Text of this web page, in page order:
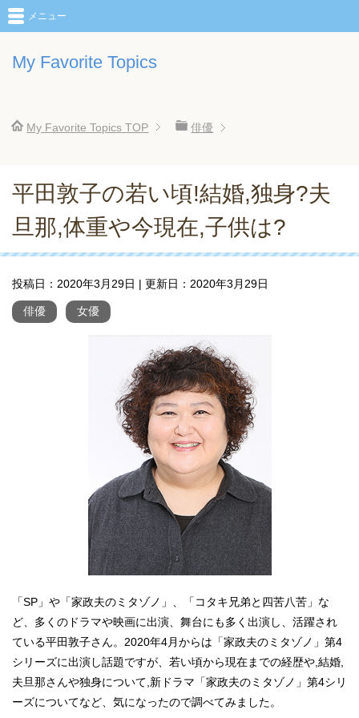
My Favorite Topics
メニュー
My Favorite Topics TOP 俳優
平田敦子の若い頃!結婚,独身?夫
旦那,体重や今現在,子供は?
投稿日： 2020年3月29日 | 更新日： 2020年3月29日
俳優 女優
「SP」や「家政夫のミタゾノ」、「コタキ兄弟と四苦八苦」な
ど、多くのドラマや映画に出演、舞台にも多く出演し、活躍され
ている平田敦子さん。2020年4月からは「家政夫のミタゾノ」第4
シリーズに出演し話題ですが、若い頃から現在までの経歴や,結婚,
夫旦那さんや独身について,新ドラマ「家政夫のミタゾノ」第4シリ
ーズについてなど、気になったので調べてみました。